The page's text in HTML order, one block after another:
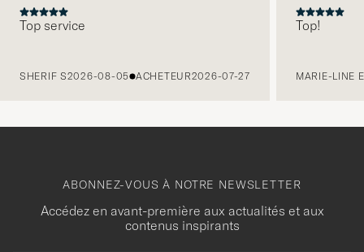
Top service
SHERIF S2026-08-05 ACHETEUR2026-07-27
Top!
MARIE-LINE
ABONNEZ-VOUS À NOTRE NEWSLETTER
Accédez en avant-première aux actualités et aux
contenus inspirants